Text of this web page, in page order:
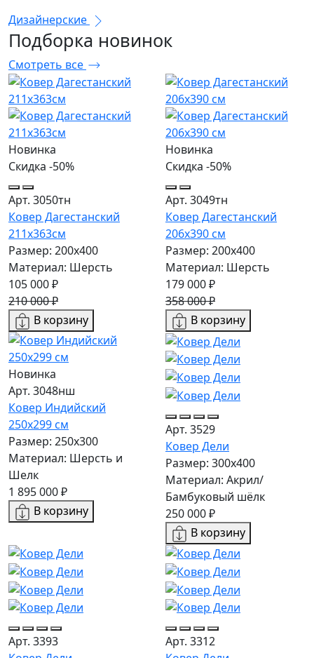
Дизайнерские
Подборка новинок
Смотреть все
Новинка
Скидка -50%
Арт. 3050тн
Ковер Дагестанский
211x363см
Размер: 200х400
Материал: Шерсть
105 000 ₽
210 000 ₽
В корзину
Новинка
Скидка -50%
Арт. 3049тн
Ковер Дагестанский
206x390 см
Размер: 200х400
Материал: Шерсть
179 000 ₽
358 000 ₽
В корзину
Новинка
Арт. 3048нш
Ковер Индийский
250x299 см
Размер: 250x300
Материал: Шерсть и
Шелк
1 895 000 ₽
В корзину
Арт. 3529
Ковер Дели
Размер: 300х400
Материал: Акрил/
Бамбуковый шёлк
250 000 ₽
В корзину
Арт. 3393
Арт. 3312